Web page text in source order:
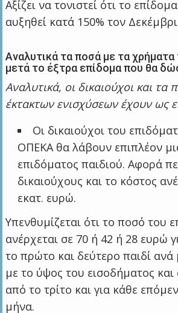
Αξίζει να τονιστεί ότι το
αυξηθεί κατά 150% τον
Αναλυτικά τα ποσά με τα
μετά το έξτρα επίδομα που θα
Αναλυτικά, οι δικαιούχοι και τα
έκτακτων ενισχύσεων έχουν ως
Οι δικαιούχοι του
ΟΠΕΚΑ θα λάβουν επιπλέον
επιδόματος παιδιού. Αφορά
δικαιούχους και το κόστος
εκατ. ευρώ.
Υπενθυμίζεται ότι το ποσό του
ανέρχεται σε 70 ή 42 ή 28 ευρώ
το πρώτο και δεύτερο παιδί
με το ύψος του εισοδήματος
από το τρίτο και για κάθε
μήνα.